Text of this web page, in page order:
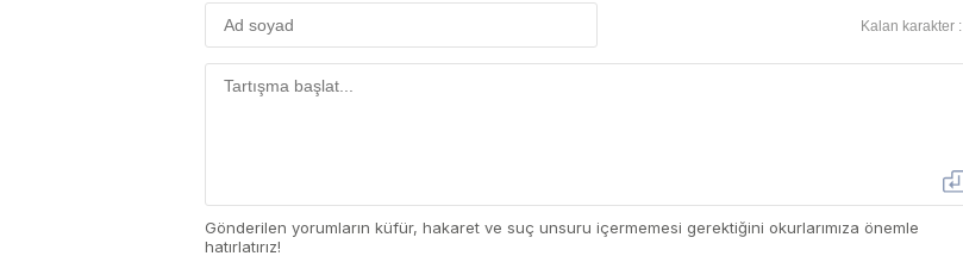
Kalan karakter :
Gönderilen yorumların küfür, hakaret ve suç unsuru içermemesi gerektiğini okurlarımıza önemle
hatırlatırız!